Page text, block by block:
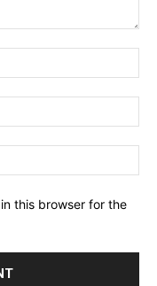
this browser for the